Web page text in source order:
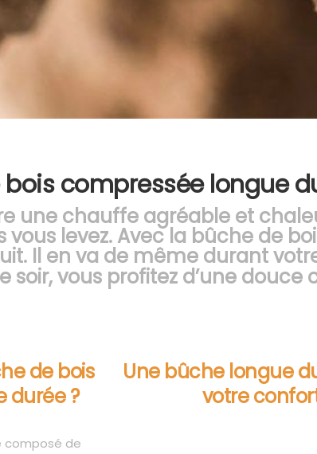
bois compressée longue
une chauffe agréable et
vous levez. Avec la bûche de
Il en va de même durant
soir, vous profitez d’une
de bois
durée ?
composé de
Une bûche longue
votre